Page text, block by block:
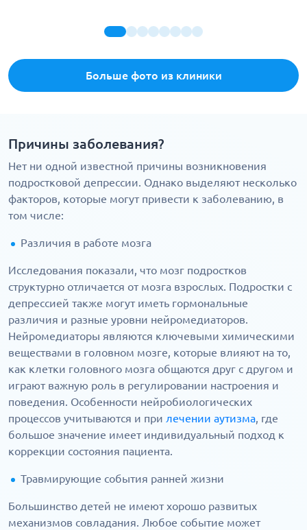
Больше фото из клиники
Причины заболевания?
Нет ни одной известной причины возникновения
подростковой депрессии. Однако выделяют несколько
факторов, которые могут привести к заболеванию, в
том числе:
Различия в работе мозга
Исследования показали, что мозг подростков
структурно отличается от мозга взрослых. Подростки с
депрессией также могут иметь гормональные
различия и разные уровни нейромедиаторов.
Нейромедиаторы являются ключевыми химическими
веществами в головном мозге, которые влияют на то,
как клетки головного мозга общаются друг с другом и
играют важную роль в регулировании настроения и
поведения. Особенности нейробиологических
процессов учитываются и при лечении аутизма, где
большое значение имеет индивидуальный подход к
коррекции состояния пациента.
Травмирующие события ранней жизни
Большинство детей не имеют хорошо развитых
механизмов совладания. Любое событие может